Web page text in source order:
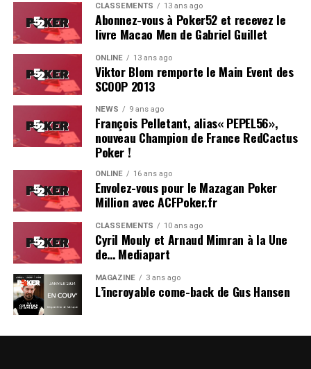
d’événement.
On se reverra probablement l’année prochaine pour le
coverage d’une deuxième édition, du moins, on l’espère !
Résultats du Main Event :
Hugues Mazerolle (France) : 100.000 €
Jose Quintas (Portugal) : 74.000 €
Joao Pedro Ferreira (Portugal) : 52.000 €
Dylan Lauret (France) : 38.000 €
Hugo Soares (Portugal) : 28.000 €
Ivo Almeida (Portugal) : 21.390 €
Leo Philippe (France) : 16.000 €
CLASSEMENTS 13 ans ago
Abonnez-vous à Poker52 et recevez le
livre Macao Men de Gabriel Guillet
ONLINE 13 ans ago
Viktor Blom remporte le Main Event des
SCOOP 2013
NEWS 9 ans ago
François Pelletant, alias« PEPEL56»,
nouveau Champion de France RedCactus
Poker !
ONLINE 16 ans ago
Envolez-vous pour le Mazagan Poker
Million avec ACFPoker.fr
CLASSEMENTS 10 ans ago
Cyril Mouly et Arnaud Mimran à la Une
de… Mediapart
MAGAZINE 3 ans ago
L’incroyable come-back de Gus Hansen